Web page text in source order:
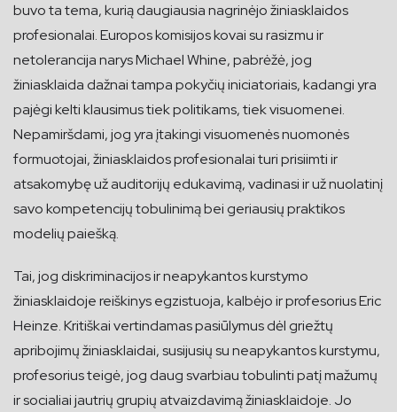
buvo ta tema, kurią daugiausia nagrinėjo žiniasklaidos
profesionalai. Europos komisijos kovai su rasizmu ir
netolerancija narys Michael Whine, pabrėžė, jog
žiniasklaida dažnai tampa pokyčių iniciatoriais, kadangi yra
pajėgi kelti klausimus tiek politikams, tiek visuomenei.
Nepamiršdami, jog yra įtakingi visuomenės nuomonės
formuotojai, žiniasklaidos profesionalai turi prisiimti ir
atsakomybę už auditorijų edukavimą, vadinasi ir už nuolatinį
savo kompetencijų tobulinimą bei geriausių praktikos
modelių paiešką.
Tai, jog diskriminacijos ir neapykantos kurstymo
žiniasklaidoje reiškinys egzistuoja, kalbėjo ir profesorius Eric
Heinze. Kritiškai vertindamas pasiūlymus dėl griežtų
apribojimų žiniasklaidai, susijusių su neapykantos kurstymu,
profesorius teigė, jog daug svarbiau tobulinti patį mažumų
ir socialiai jautrių grupių atvaizdavimą žiniasklaidoje. Jo